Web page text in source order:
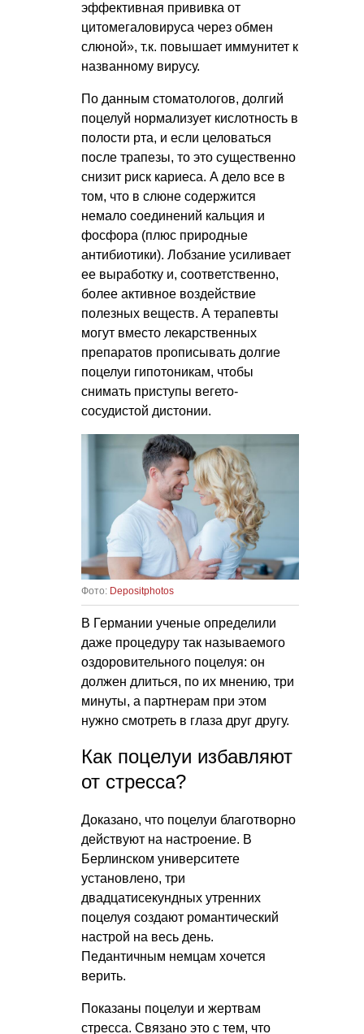
эффективная прививка от
цитомегаловируса через обмен
слюной», т.к. повышает иммунитет к
названному вирусу.
По данным стоматологов, долгий
поцелуй нормализует кислотность в
полости рта, и если целоваться
после трапезы, то это существенно
снизит риск кариеса. А дело все в
том, что в слюне содержится
немало соединений кальция и
фосфора (плюс природные
антибиотики). Лобзание усиливает
ее выработку и, соответственно,
более активное воздействие
полезных веществ. А терапевты
могут вместо лекарственных
препаратов прописывать долгие
поцелуи гипотоникам, чтобы
снимать приступы вегето-
сосудистой дистонии.
Фото: Depositphotos
В Германии ученые определили
даже процедуру так называемого
оздоровительного поцелуя: он
должен длиться, по их мнению, три
минуты, а партнерам при этом
нужно смотреть в глаза друг другу.
Как поцелуи избавляют
от стресса?
Доказано, что поцелуи благотворно
действуют на настроение. В
Берлинском университете
установлено, три
двадцатисекундных утренних
поцелуя создают романтический
настрой на весь день.
Педантичным немцам хочется
верить.
Показаны поцелуи и жертвам
стресса. Связано это с тем, что